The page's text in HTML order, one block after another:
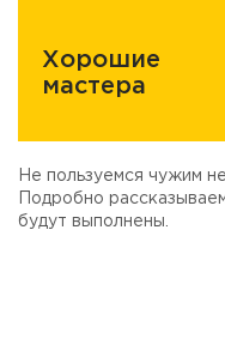
Хорошие
мастера
Не пользуемся чужим
Подробно
будут выполнены.